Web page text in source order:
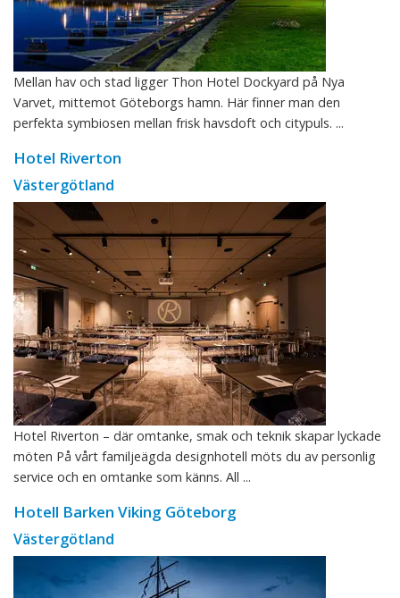
Mellan hav och stad ligger Thon Hotel Dockyard på Nya
Varvet, mittemot Göteborgs hamn. Här finner man den
perfekta symbiosen mellan frisk havsdoft och citypuls. ...
Hotel Riverton
Västergötland
Hotel Riverton – där omtanke, smak och teknik skapar lyckade
möten På vårt familjeägda designhotell möts du av personlig
service och en omtanke som känns. All ...
Hotell Barken Viking Göteborg
Västergötland